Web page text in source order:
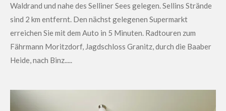
Waldrand und nahe des Selliner Sees gelegen. Sellins Strände
sind 2 km entfernt. Den nächst gelegenen Supermarkt
erreichen Sie mit dem Auto in 5 Minuten. Radtouren zum
Fährmann Moritzdorf, Jagdschloss Granitz, durch die Baaber
Heide, nach Binz.....